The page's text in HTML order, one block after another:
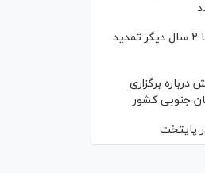
معافیت‌های ۳ و ۴ فرزندی تا ۲ سال دیگر تمدید
درباره برگزاری
پایتخت